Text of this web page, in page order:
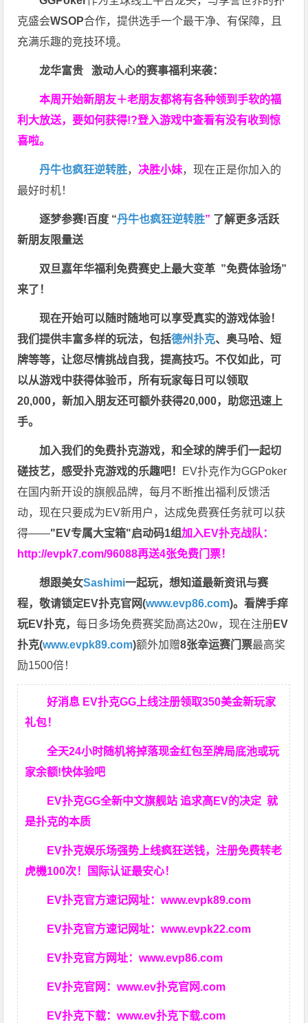
克盛会WSOP合作，提供选手一个最干净、有保障，且
充满乐趣的竞技环境。
龙华富贵 激动人心的赛事福利来袭：
本周开始新朋友＋老朋友都将有各种领到手软的福
利大放送，要如何获得!?登入游戏中查看有没有收到惊
喜啦。
丹牛也疯狂逆转胜， 决胜小妹，现在正是你加入的
最好时机！
逐梦参赛!百度 “丹牛也疯狂逆转胜” 了解更多活跃
新朋友限量送
双旦嘉年华福利免费赛史上最大变革 ”免费体验场”
来了！
现在开始可以随时随地可以享受真实的游戏体验！
我们提供丰富多样的玩法，包括德州扑克、奥马哈、短
牌等等，让您尽情挑战自我，提高技巧。不仅如此， 可
以从游戏中获得体验币，所有玩家每日可以领取
20,000，新加入朋友还可额外获得20,000，助您迅速上
手。
加入我们的免费扑克游戏，和全球的牌手们一起切
磋技艺，感受扑克游戏的乐趣吧！ EV扑克作为GGPoker
在国内新开设的旗舰品牌，每月不断推出福利反馈活
动，现在只要成为EV新用户，达成免费赛任务就可以获
得——"EV专属大宝箱"启动码1组加入EV扑克战队：
http://evpk7.com/96088再送4张免费门票！
想跟美女Sashimi一起玩，想知道最新资讯与赛
程，敬请锁定EV扑克官网(www.evp86.com)。看牌手痒
玩EV扑克，每日多场免费赛奖励高达20w，现在注册EV
扑克(www.evpk89.com)额外加赠8张幸运赛门票最高奖
励1500倍！
好消息 EV扑克GG上线注册领取350美金新玩家
礼包！
全天24小时随机将掉落现金红包至牌局底池或玩
家余额!快体验吧
EV扑克GG全新中文旗舰站 追求高EV的决定就
是扑克的本质
EV扑克娱乐场强势上线疯狂送钱，注册免费转老
虎機100次！国际认证最安心！
EV扑克官方速记网址：www.evpk89.com
EV扑克官方速记网址：www.evpk22.com
EV扑克官方网址：www.evp86.com
EV扑克官网：www.ev扑克官网.com
EV扑克下载：www.ev扑克下载.com